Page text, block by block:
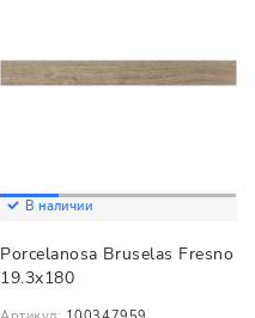
В наличии
Porcelanosa Bruselas Fresno
19.3x180